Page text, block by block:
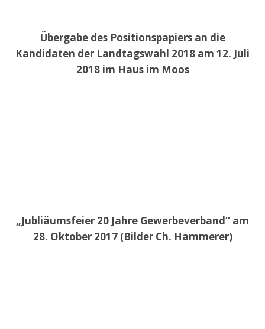
Übergabe des Positionspapiers an die
Kandidaten der Landtagswahl 2018 am 12. Juli
2018 im Haus im Moos
„Jubliäumsfeier 20 Jahre Gewerbeverband“ am
28. Oktober 2017 (Bilder Ch. Hammerer)